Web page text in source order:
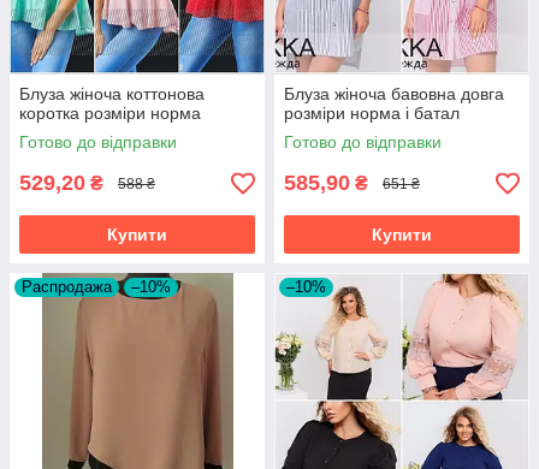
Блуза жіноча коттонова
коротка розміри норма
Готово до відправки
529,20 ₴ 588 ₴
Купити
Блуза жіноча бавовна довга
розміри норма і батал
Готово до відправки
585,90 ₴ 651 ₴
Купити
Распродажа –10% –10%